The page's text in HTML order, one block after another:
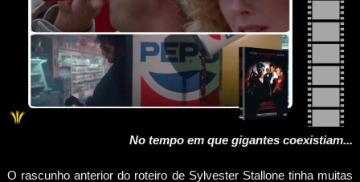
No tempo em que gigantes coexistiam...
O rascunho anterior do roteiro de Sylvester Stallone tinha muitas